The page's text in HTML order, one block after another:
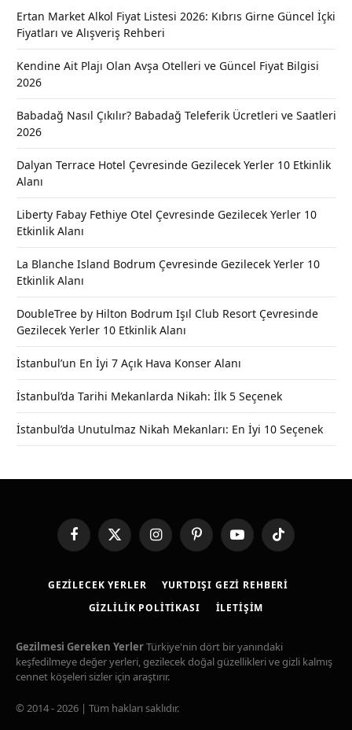
Ertan Market Alkol Fiyat Listesi 2026: Kıbrıs Girne Güncel İçki
Fiyatları ve Alışveriş Rehberi
Kendine Ait Plajı Olan Avşa Otelleri ve Güncel Fiyat Bilgisi
2026
Babadağ Nasıl Çıkılır? Babadağ Teleferik Ücretleri ve Saatleri
2026
Dalyan Terrace Hotel Çevresinde Gezilecek Yerler 10 Etkinlik
Alanı
Liberty Fabay Fethiye Otel Çevresinde Gezilecek Yerler 10
Etkinlik Alanı
La Blanche Island Bodrum Çevresinde Gezilecek Yerler 10
Etkinlik Alanı
DoubleTree by Hilton Bodrum Işıl Club Resort Çevresinde
Gezilecek Yerler 10 Etkinlik Alanı
İstanbul’un En İyi 7 Açık Hava Konser Alanı
İstanbul’da Tarihi Mekanlarda Nikah: İlk 5 Seçenek
İstanbul’da Unutulmaz Nikah Mekanları: En İyi 10 Seçenek
FacebookX
(Twitter)
InstagramPinterestYouTubeTikTok
GEZILECEK YERLER
YURTDIŞI GEZI REHBERI
GIZLILIK POLITIKASI
İLETIŞIM
Gezilmesi Gereken YerlerTürkiye'nin dört bir yanındaki
keşfedilmeye değer yerleri, gezilecek doğal güzellikleri ve gizli kalmış
cennet köşeleri sizler için araştırır.
© 2014 - 2026 | Tüm hakları saklıdır.